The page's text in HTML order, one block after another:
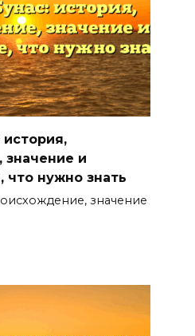
значение и
что нужно знать
значение